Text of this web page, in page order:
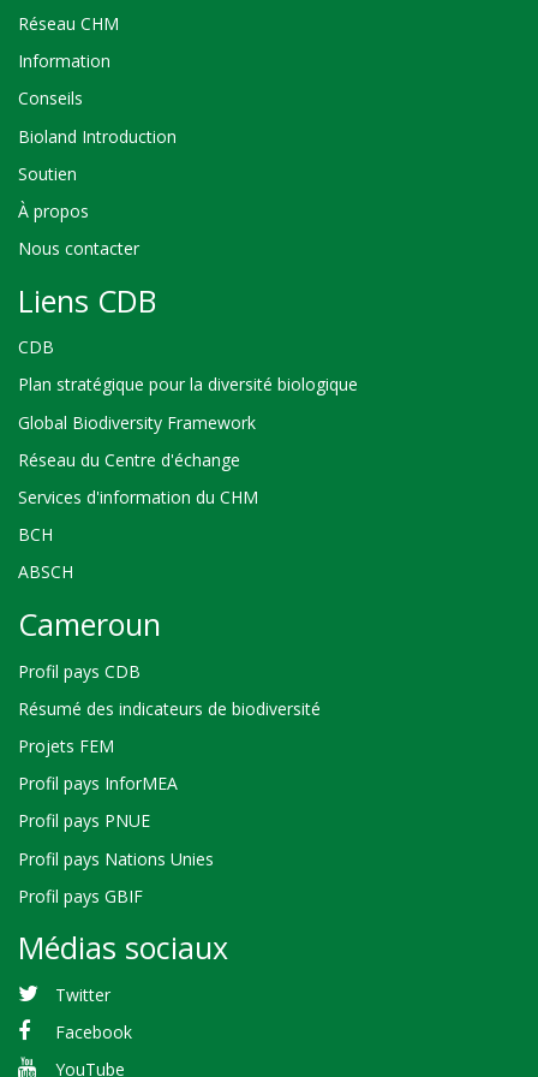
Réseau CHM
Information
Conseils
Bioland Introduction
Soutien
À propos
Nous contacter
Liens CDB
CDB
Plan stratégique pour la diversité biologique
Global Biodiversity Framework
Réseau du Centre d'échange
Services d'information du CHM
BCH
ABSCH
Cameroun
Profil pays CDB
Résumé des indicateurs de biodiversité
Projets FEM
Profil pays InforMEA
Profil pays PNUE
Profil pays Nations Unies
Profil pays GBIF
Médias sociaux
Twitter
Facebook
YouTube